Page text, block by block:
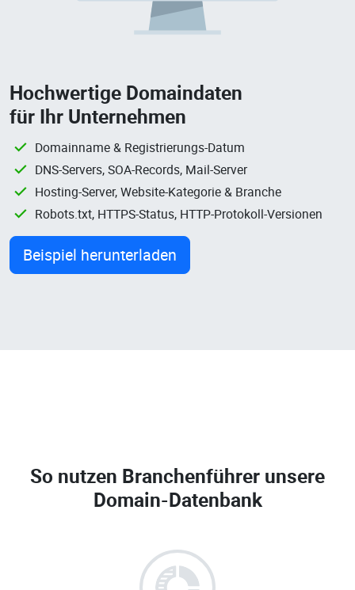
Hochwertige Domaindaten
für Ihr Unternehmen
Domainname & Registrierungs-Datum
DNS-Servers, SOA-Records, Mail-Server
Hosting-Server, Website-Kategorie & Branche
Robots.txt, HTTPS-Status, HTTP-Protokoll-Versionen
Beispiel herunterladen
So nutzen Branchenführer unsere
Domain-Datenbank